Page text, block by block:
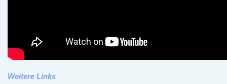
Weitere Links